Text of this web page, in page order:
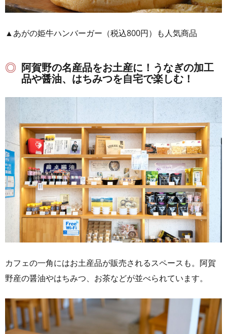
▲あがの姫牛ハンバーガー（税込800円）も人気商品
阿賀野の名産品をお土産に！うなぎの加工
品や醤油、はちみつを自宅で楽しむ！
カフェの一角にはお土産品が販売されるスペースも。阿賀
野産の醤油やはちみつ、お茶などが並べられています。